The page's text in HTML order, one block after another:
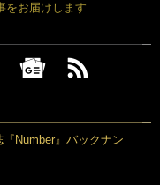
をお届けします
『Number』バックナン